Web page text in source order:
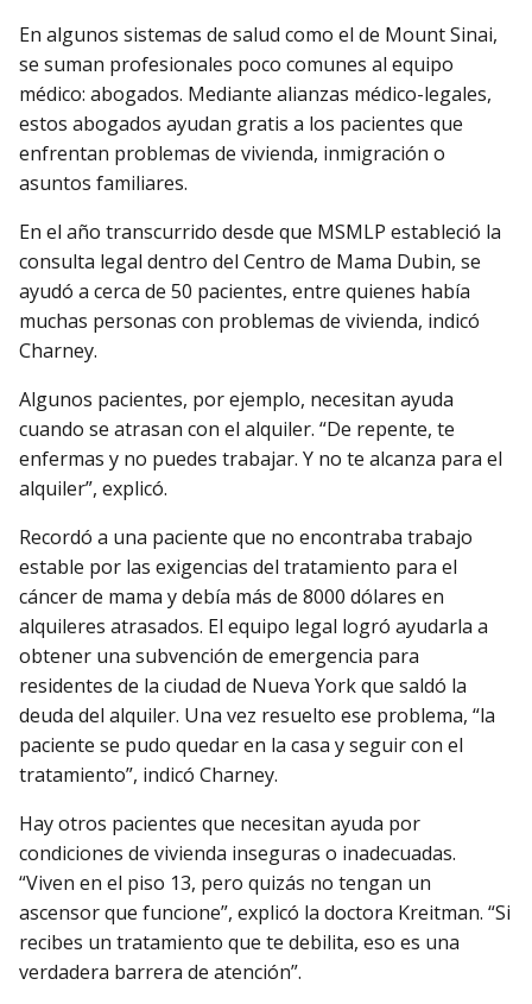
En algunos sistemas de salud como el de Mount Sinai,
se suman profesionales poco comunes al equipo
médico: abogados. Mediante alianzas médico-legales,
estos abogados ayudan gratis a los pacientes que
enfrentan problemas de vivienda, inmigración o
asuntos familiares.
En el año transcurrido desde que MSMLP estableció la
consulta legal dentro del Centro de Mama Dubin, se
ayudó a cerca de 50 pacientes, entre quienes había
muchas personas con problemas de vivienda, indicó
Charney.
Algunos pacientes, por ejemplo, necesitan ayuda
cuando se atrasan con el alquiler. “De repente, te
enfermas y no puedes trabajar. Y no te alcanza para el
alquiler”, explicó.
Recordó a una paciente que no encontraba trabajo
estable por las exigencias del tratamiento para el
cáncer de mama y debía más de 8000 dólares en
alquileres atrasados. El equipo legal logró ayudarla a
obtener una subvención de emergencia para
residentes de la ciudad de Nueva York que saldó la
deuda del alquiler. Una vez resuelto ese problema, “la
paciente se pudo quedar en la casa y seguir con el
tratamiento”, indicó Charney.
Hay otros pacientes que necesitan ayuda por
condiciones de vivienda inseguras o inadecuadas.
“Viven en el piso 13, pero quizás no tengan un
ascensor que funcione”, explicó la doctora Kreitman. “Si
recibes un tratamiento que te debilita, eso es una
verdadera barrera de atención”.